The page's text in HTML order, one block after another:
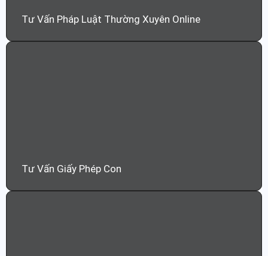
Tư Vấn Pháp Luật Thường Xuyên Online
Tư Vấn Giấy Phép Con